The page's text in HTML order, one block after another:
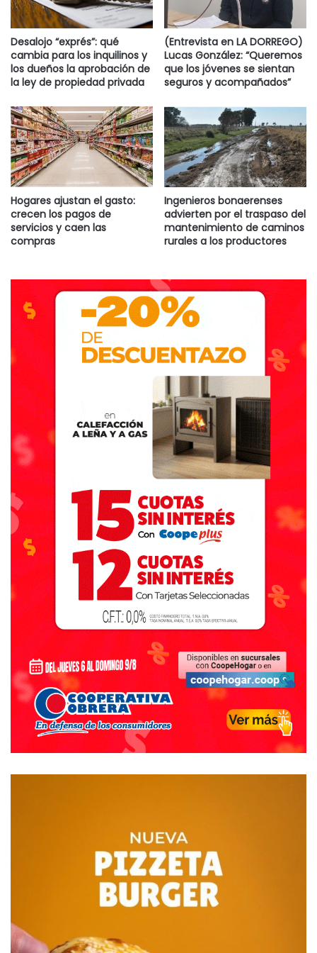
manera persistente”, detalló el Gobierno argentino en un
comunicado.
Destacadas
Desalojo “exprés”: qué
cambia para los inquilinos y
los dueños la aprobación de
la ley de propiedad privada
(Entrevista en LA DORREGO)
Lucas González: “Queremos
que los jóvenes se sientan
seguros y acompañados”
Hogares ajustan el gasto:
crecen los pagos de
servicios y caen las
compras
Ingenieros bonaerenses
advierten por el traspaso del
mantenimiento de caminos
rurales a los productores